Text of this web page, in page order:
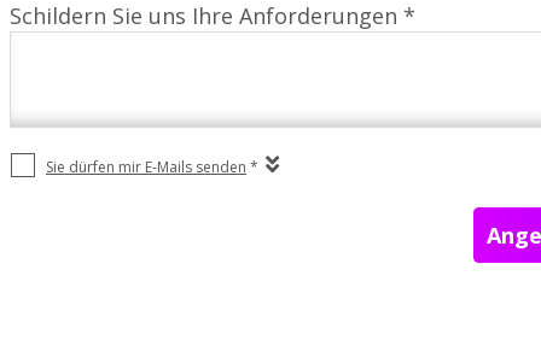
Schildern Sie uns Ihre Anforderungen *
Sie dürfen mir E-Mails senden *